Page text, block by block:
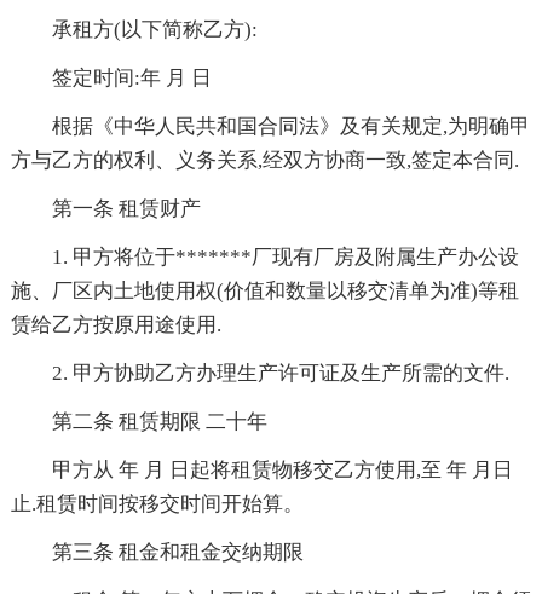
承租方(以下简称乙方):
签定时间:年 月 日
根据《中华人民共和国合同法》及有关规定,为明确甲
方与乙方的权利、义务关系,经双方协商一致,签定本合同.
第一条 租赁财产
1. 甲方将位于*******厂现有厂房及附属生产办公设
施、厂区内土地使用权(价值和数量以移交清单为准)等租
赁给乙方按原用途使用.
2. 甲方协助乙方办理生产许可证及生产所需的文件.
第二条 租赁期限 二十年
甲方从 年 月 日起将租赁物移交乙方使用,至 年 月日
止.租赁时间按移交时间开始算。
第三条 租金和租金交纳期限